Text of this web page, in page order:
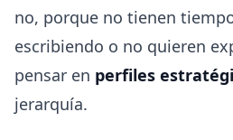
no, porque no tienen
escribiendo o no quieren
pensar en perfiles
jerarquía.